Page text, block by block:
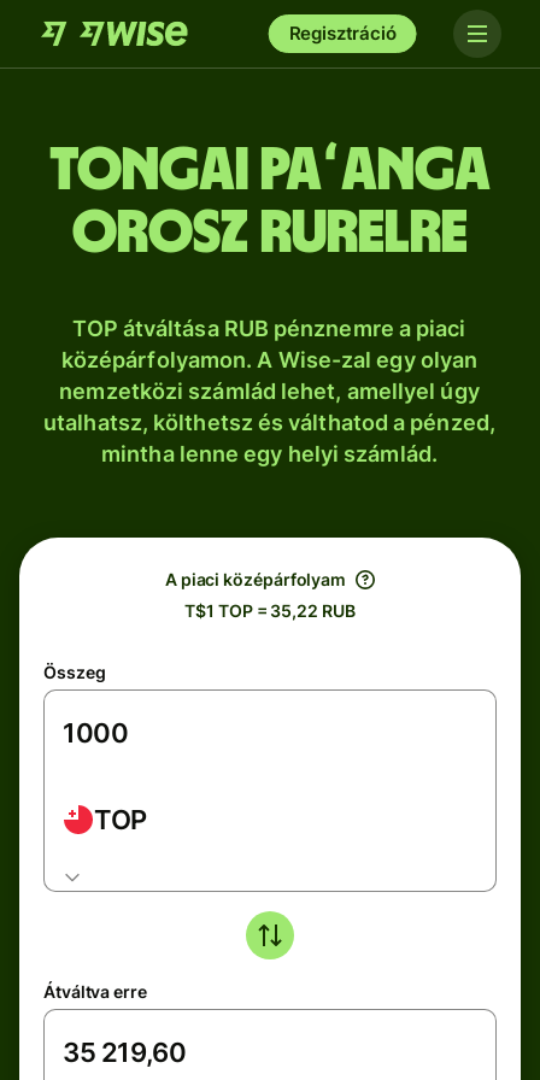
Regisztráció
tongai paʻanga
orosz rurelre
TOP átváltása RUB pénznemre a piaci
középárfolyamon. A Wise-zal egy olyan
nemzetközi számlád lehet, amellyel úgy
utalhatsz, költhetsz és válthatod a pénzed,
mintha lenne egy helyi számlád.
A piaci középárfolyam
T$1 TOP = 35,22 RUB
Összeg
TOP
Átváltva erre